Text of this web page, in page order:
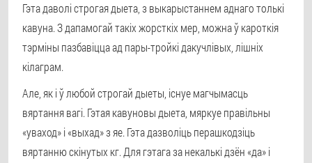
Гэта даволі строгая дыета, з выкарыстаннем аднаго толькі
кавуна. З дапамогай такіх жорсткіх мер, можна ў кароткія
тэрміны пазбавіцца ад пары-тройкі дакучлівых, лішніх
кілаграм.
Але, як і ў любой строгай дыеты, існуе магчымасць
вяртання вагі. Гэтая кавуновы дыета, мяркуе правільны
«уваход» і «выхад» з яе. Гэта дазволіць перашкодзіць
вяртанню скінутых кг. Для гэтага за некалькі дзён «да» і